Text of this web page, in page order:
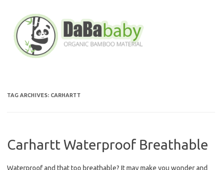
content
TAG ARCHIVES: CARHARTT
Carhartt Waterproof Breathable
Waterproof and that too breathable? It may make you wonder and